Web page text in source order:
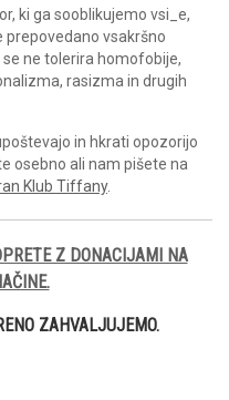
ki ga sooblikujemo vsi_e,
prepovedano vsakršno
ne tolerira homofobije,
rasizma in drugih
in hkrati opozorijo
osebno ali nam pišete na
Klub Tiffany.
Z DONACIJAMI NA
ZAHVALJUJEMO.